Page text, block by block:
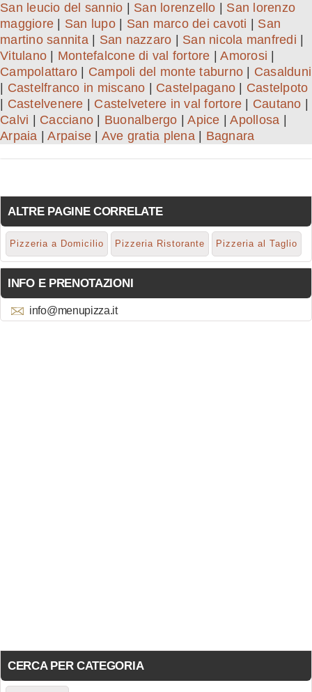
San leucio del sannio
San lorenzello
San lorenzo
maggiore
San lupo| San marco dei cavoti
San
martino sannita| San nazzaro San nicola manfredi
Vitulano
Montefalcone di val fortore |Amorosi
Campolattaro
Campoli del monte taburno
Casalduni
Castelfranco in miscano Castelpagano
Castelpoto
Castelvenere Castelvetere in val fortore Cautano
Calvi
Cacciano Buonalbergo |Apice |Apollosa
Arpaia |Arpaise Ave gratia plena| Bagnara
ALTRE PAGINE CORRELATE
Pizzeria a Domicilio Pizzeria Ristorante Pizzeria al Taglio
INFO E PRENOTAZIONI
info@menupizza.it
CERCA PER CATEGORIA